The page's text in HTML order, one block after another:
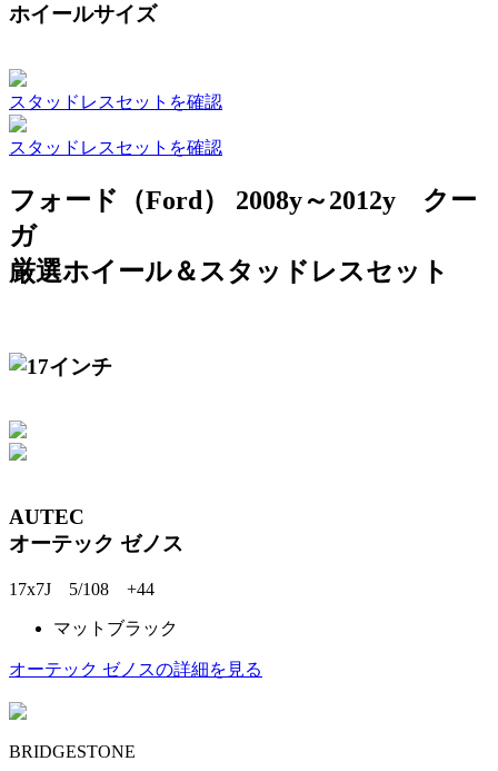
ホイールサイズ
スタッドレスセットを確認
スタッドレスセットを確認
フォード（Ford） 2008y～2012y クー
ガ
厳選ホイール＆スタッドレスセット
AUTEC
オーテック ゼノス
17x7J 5/108 +44
マットブラック
オーテック ゼノスの詳細を見る
BRIDGESTONE